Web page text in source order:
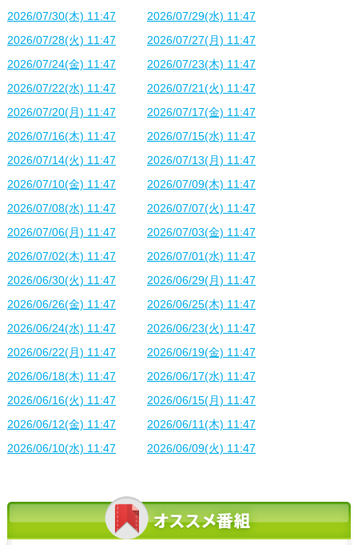
2026/07/30(木) 11:47
2026/07/29(水) 11:47
2026/07/28(火) 11:47
2026/07/27(月) 11:47
2026/07/24(金) 11:47
2026/07/23(木) 11:47
2026/07/22(水) 11:47
2026/07/21(火) 11:47
2026/07/20(月) 11:47
2026/07/17(金) 11:47
2026/07/16(木) 11:47
2026/07/15(水) 11:47
2026/07/14(火) 11:47
2026/07/13(月) 11:47
2026/07/10(金) 11:47
2026/07/09(木) 11:47
2026/07/08(水) 11:47
2026/07/07(火) 11:47
2026/07/06(月) 11:47
2026/07/03(金) 11:47
2026/07/02(木) 11:47
2026/07/01(水) 11:47
2026/06/30(火) 11:47
2026/06/29(月) 11:47
2026/06/26(金) 11:47
2026/06/25(木) 11:47
2026/06/24(水) 11:47
2026/06/23(火) 11:47
2026/06/22(月) 11:47
2026/06/19(金) 11:47
2026/06/18(木) 11:47
2026/06/17(水) 11:47
2026/06/16(火) 11:47
2026/06/15(月) 11:47
2026/06/12(金) 11:47
2026/06/11(木) 11:47
2026/06/10(水) 11:47
2026/06/09(火) 11:47